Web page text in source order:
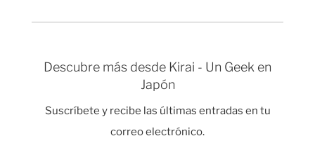
apostando mucho
encontrar juegos muy
Descubre más desde Kirai - Un Geek en
Japón
Suscríbete y recibe las últimas entradas en tu
correo electrónico.